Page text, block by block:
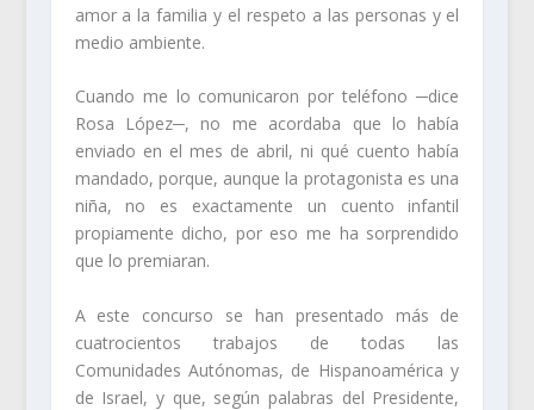
amor a la familia y el respeto a las personas y el
medio ambiente.
Cuando me lo comunicaron por teléfono ─dice
Rosa López─, no me acordaba que lo había
enviado en el mes de abril, ni qué cuento había
mandado, porque, aunque la protagonista es una
niña, no es exactamente un cuento infantil
propiamente dicho, por eso me ha sorprendido
que lo premiaran.
A este concurso se han presentado más de
cuatrocientos trabajos de todas las
Comunidades Autónomas, de Hispanoamérica y
de Israel, y que, según palabras del Presidente,